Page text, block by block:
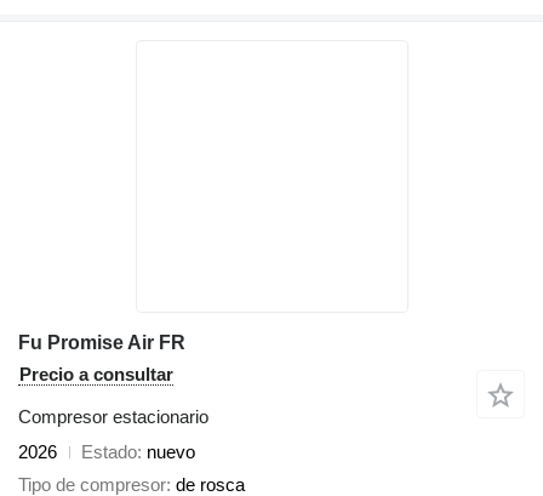
Fu Promise Air FR
Precio a consultar
Compresor estacionario
2026
Estado nuevo
Tipo de compresor de rosca